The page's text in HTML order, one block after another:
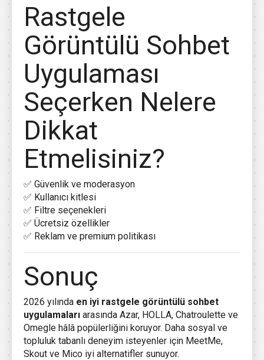
Rastgele
Görüntülü Sohbet
Uygulaması
Seçerken Nelere
Dikkat
Etmelisiniz?
✅ Güvenlik ve moderasyon
✅ Kullanıcı kitlesi
✅ Filtre seçenekleri
✅ Ücretsiz özellikler
✅ Reklam ve premium politikası
Sonuç
2026 yılında en iyi rastgele görüntülü sohbet
uygulamaları arasında Azar, HOLLA, Chatroulette ve
Omegle hâlâ popülerliğini koruyor. Daha sosyal ve
topluluk tabanlı deneyim isteyenler için MeetMe,
Skout ve Mico iyi alternatifler sunuyor.